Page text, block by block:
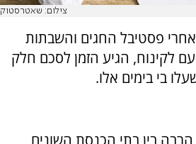
צילום: שאטרסטוק
פסטיבל החגים והשבתות
לקינוח, הגיע הזמן לסכם חלק
בי בימים אלו.